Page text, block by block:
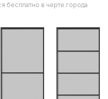
бесплатно в черте города